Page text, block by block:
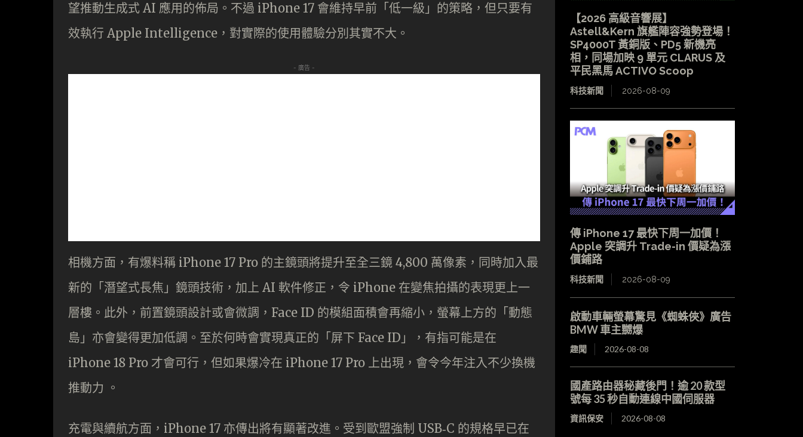
望推動生成式 AI 應用的佈局。不過 iPhone 17 會維持早前「低一級」的策略，但只要有
效執行 Apple Intelligence，對實際的使用體驗分別其實不大。
- 廣告 -
相機方面，有爆料稱 iPhone 17 Pro 的主鏡頭將提升至全三鏡 4,800 萬像素，同時加入最
新的「潛望式長焦」鏡頭技術，加上 AI 軟件修正，令 iPhone 在變焦拍攝的表現更上一
層樓。此外，前置鏡頭設計或會微調，Face ID 的模組面積會再縮小，螢幕上方的「動態
島」亦會變得更加低調。至於何時會實現真正的「屏下 Face ID」，有指可能是在
iPhone 18 Pro 才會可行，但如果爆冷在 iPhone 17 Pro 上出現，會令今年注入不少換機
推動力 。
充電與續航方面，iPhone 17 亦傳出將有顯著改進。受到歐盟強制 USB‑C 的規格早已在
【2026 高級音響展】
Astell&Kern 旗艦陣容強勢登場！
SP4000T 黃銅版、PD5 新機亮
相，同場加映 9 單元 CLARUS 及
平民黑馬 ACTIVO Scoop
科技新聞 2026-08-09
傳 iPhone 17 最快下周一加價！
Apple 突調升 Trade-in 價疑為漲
價鋪路
科技新聞 2026-08-09
啟動車輛螢幕驚見《蜘蛛俠》廣告
BMW 車主嬲爆
趣聞 2026-08-08
國產路由器秘藏後門！逾 20 款型
號每 35 秒自動連線中國伺服器
資訊保安 2026-08-08